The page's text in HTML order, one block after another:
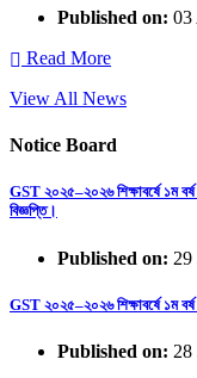
Published on: 03
Read More
View All News
Notice Board
GST ২০২৫–২০২৬ শিক্ষাবর্ষে ১ম বর্ষ
বিজ্ঞপ্তি।
Published on: 29
GST ২০২৫–২০২৬ শিক্ষাবর্ষে ১ম বর্ষ
Published on: 28